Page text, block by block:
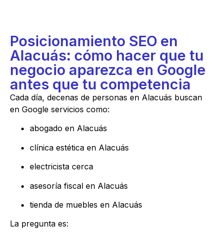
Posicionamiento SEO en
Alacuás: cómo hacer que tu
negocio aparezca en Google
antes que tu competencia
Cada día, decenas de personas en Alacuás buscan
en Google servicios como:
abogado en Alacuás
clínica estética en Alacuás
electricista cerca
asesoría fiscal en Alacuás
tienda de muebles en Alacuás
La pregunta es: